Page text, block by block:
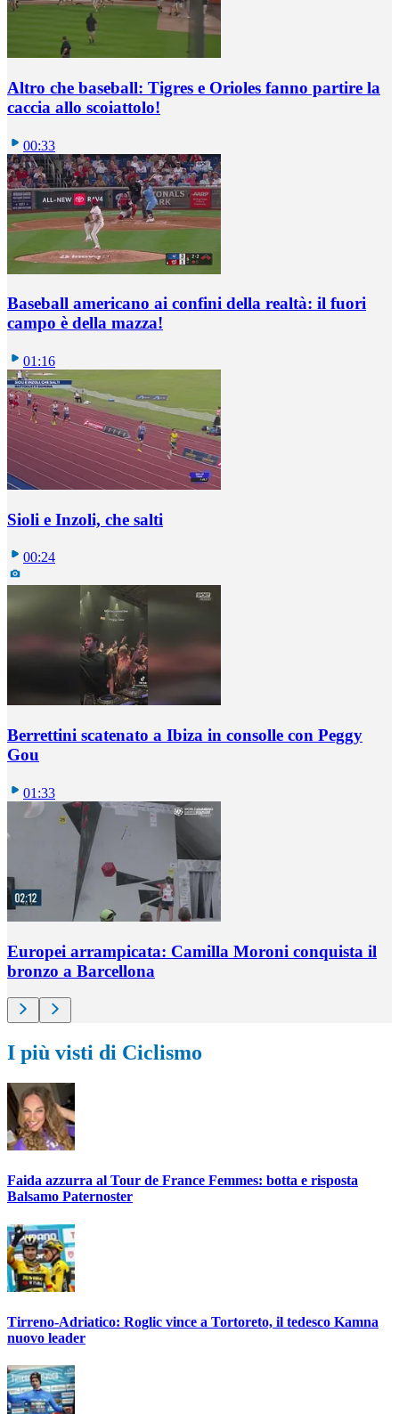
Altro che baseball: Tigres e Orioles fanno partire la
caccia allo scoiattolo!
00:33
Baseball americano ai confini della realtà: il fuori
campo è della mazza!
01:16
Sioli e Inzoli, che salti
00:24
Berrettini scatenato a Ibiza in consolle con Peggy
Gou
01:33
Europei arrampicata: Camilla Moroni conquista il
bronzo a Barcellona
I più visti di Ciclismo
Faida azzurra al Tour de France Femmes: botta e risposta
Balsamo Paternoster
Tirreno-Adriatico: Roglic vince a Tortoreto, il tedesco Kamna
nuovo leader